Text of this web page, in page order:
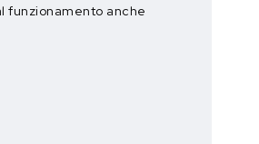
funzionamento anche